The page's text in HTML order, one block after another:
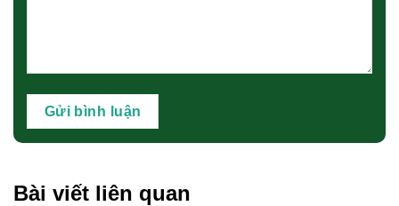
Bài viết liên quan